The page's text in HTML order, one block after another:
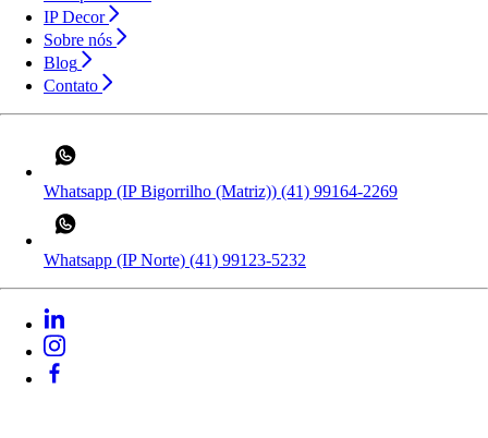
IP Decor
Sobre nós
Blog
Contato
Whatsapp (IP Bigorrilho (Matriz)) (41) 99164-2269
Whatsapp (IP Norte) (41) 99123-5232